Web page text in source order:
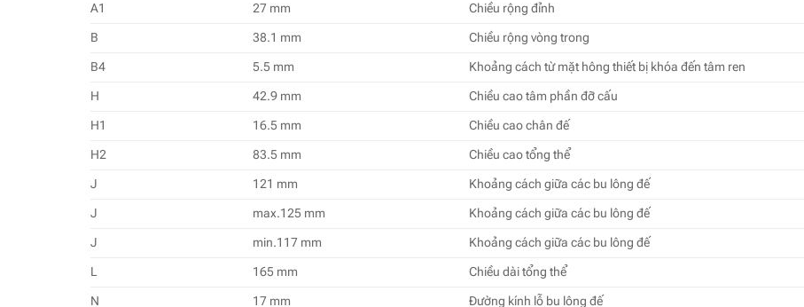
A1
27 mm
Chiều rộng đỉnh
B
38.1 mm
Chiều rộng vòng trong
B4
5.5 mm
Khoảng cách từ mặt hông thiết bị khóa đến tâm ren
H
42.9 mm
Chiều cao tâm phần đỡ cấu
H1
16.5 mm
Chiều cao chân đế
H2
83.5 mm
Chiều cao tổng thể
J
121 mm
Khoảng cách giữa các bu lông đế
J
max.125 mm
Khoảng cách giữa các bu lông đế
J
min.117 mm
Khoảng cách giữa các bu lông đế
L
165 mm
Chiều dài tổng thể
N
17 mm
Đường kính lỗ bu lông đế